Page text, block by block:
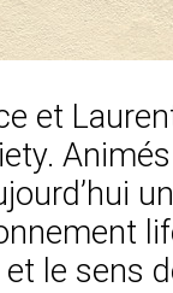
et
le sens